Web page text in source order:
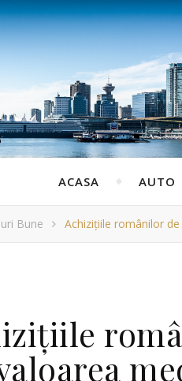
ACASA AUTO
Bune Achizițiile românilor